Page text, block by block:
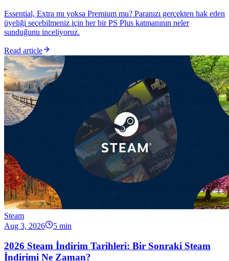
Essential, Extra mı yoksa Premium mu? Paranızı gerçekten hak eden
üyeliği seçebilmeniz için her bir PS Plus katmanının neler
sunduğunu inceliyoruz.
Read article
Steam
Aug 3, 2026
5 min
2026 Steam İndirim Tarihleri: Bir Sonraki Steam
İndirimi Ne Zaman?